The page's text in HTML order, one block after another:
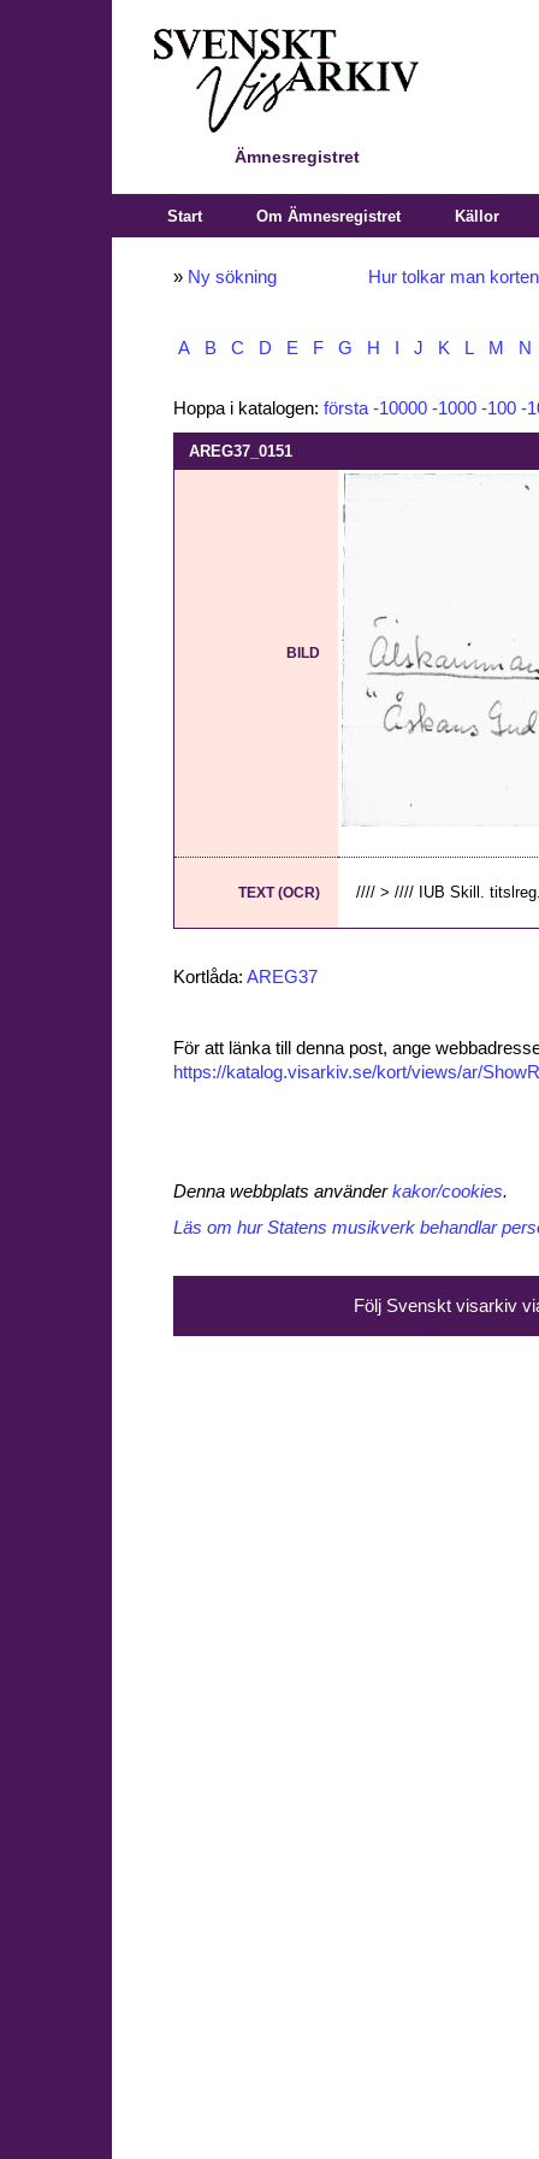
Ämnesregistret
Start Om Ämnesregistret Källor
» Ny sökning Hur tolkar man
A B C D E F G H J K L M N
Hoppa i katalogen: första -10000 -1000 -100 -
AREG37_0151
BILD
TEXT (OCR) //// > //// IUB Skill.
Kortlåda: AREG37
För att länka till denna post, ange
https://katalog.visarkiv.se/kort/views/ar/
Denna webbplats använderkakor/cookies.
Läs om hur Statens musikverk behandlar
Följ Svenskt visarkiv